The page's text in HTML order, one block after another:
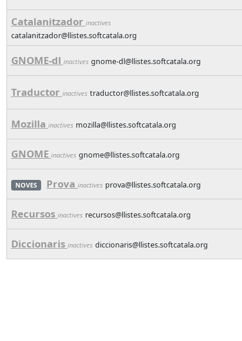
Catalanitzador inactives
catalanitzador@llistes.softcatala.org
GNOME-dl inactives gnome-dl@llistes.softcatala.org
Traductor inactives traductor@llistes.softcatala.org
Mozilla inactives mozilla@llistes.softcatala.org
GNOME inactives gnome@llistes.softcatala.org
NOVES Provainactives prova@llistes.softcatala.org
Recursos inactives recursos@llistes.softcatala.org
Diccionaris inactives diccionaris@llistes.softcatala.org